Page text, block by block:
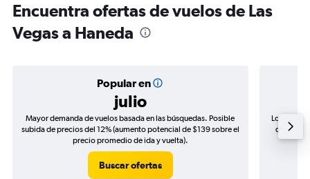
Encuentra ofertas de vuelos de Las
Vegas a Haneda
Popular en
julio
Mayor demanda de vuelos basada en las búsquedas. Posible
subida de precios del 12% (aumento potencial de $139 sobre el
precio promedio de ida y vuelta).
Buscar ofertas
Los
de